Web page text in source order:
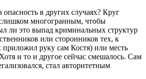
в других случаях? Круг
многогранным, чтобы
ли это выпад криминальных структур
или сторонников тех, к
руку сам Костя) или месть
и то и другое сейчас смешалось. Сам
стал авторитетным